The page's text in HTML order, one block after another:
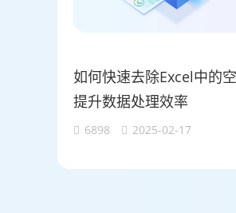
如何快速去除Excel中的
提升数据处理效率
6898 2025-02-17